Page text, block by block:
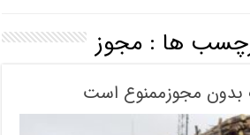
ها :مجوز
مجوزممنوع است